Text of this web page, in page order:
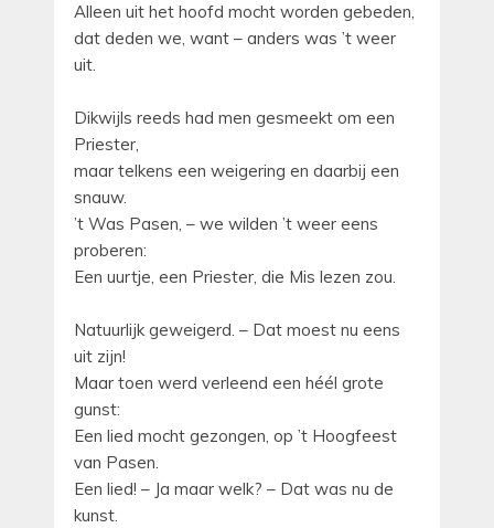
Alleen uit het hoofd mocht worden gebeden,
dat deden we, want – anders was ’t weer
uit.
Dikwijls reeds had men gesmeekt om een
Priester,
maar telkens een weigering en daarbij een
snauw.
’t Was Pasen, – we wilden ’t weer eens
proberen:
Een uurtje, een Priester, die Mis lezen zou.
Natuurlijk geweigerd. – Dat moest nu eens
uit zijn!
Maar toen werd verleend een héél grote
gunst:
Een lied mocht gezongen, op ’t Hoogfeest
van Pasen.
Een lied! – Ja maar welk? – Dat was nu de
kunst.